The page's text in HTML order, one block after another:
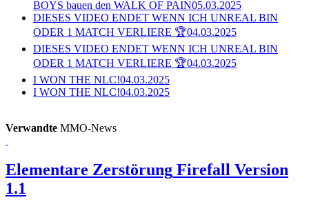
BOYS bauen den WALK OF PAIN05.03.2025
DIESES VIDEO ENDET WENN ICH UNREAL BIN
ODER 1 MATCH VERLIERE 🏆04.03.2025
DIESES VIDEO ENDET WENN ICH UNREAL BIN
ODER 1 MATCH VERLIERE 🏆04.03.2025
I WON THE NLC!04.03.2025
I WON THE NLC!04.03.2025
Verwandte MMO-News
Elementare Zerstörung Firefall Version
1.1